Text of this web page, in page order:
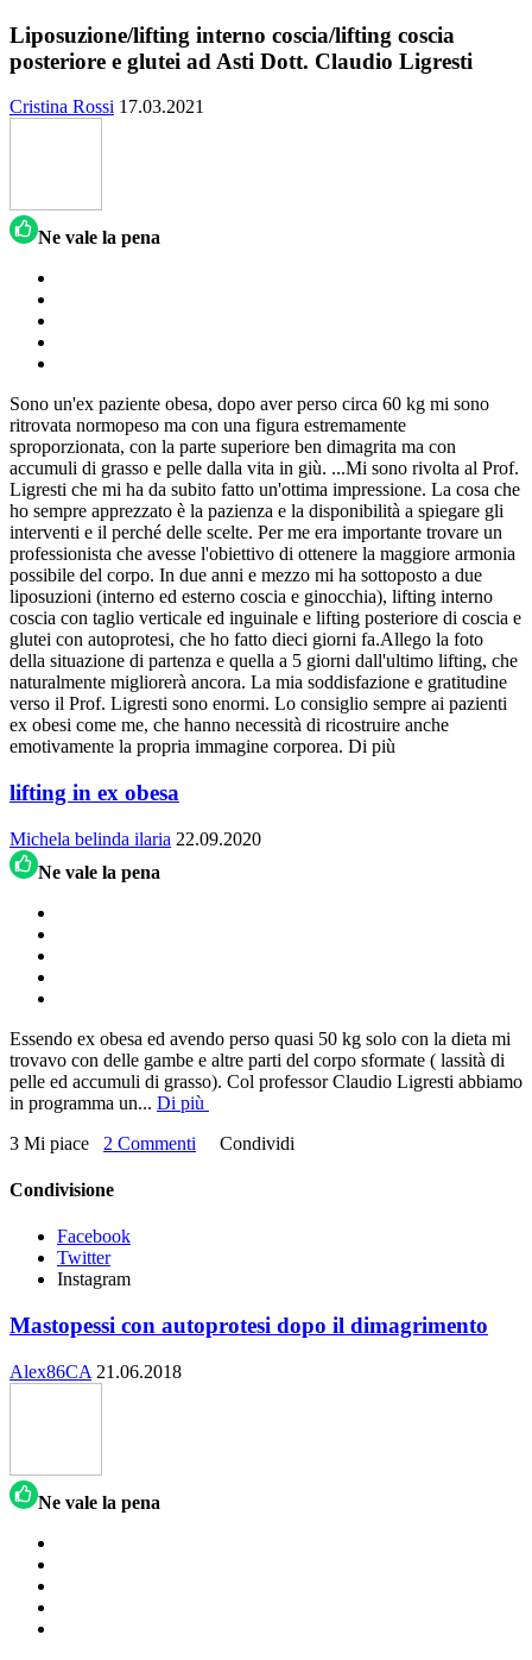
Liposuzione/lifting interno coscia/lifting coscia
posteriore e glutei ad Asti Dott. Claudio Ligresti
Cristina Rossi 17.03.2021
Ne vale la pena
Sono un'ex paziente obesa, dopo aver perso circa 60 kg mi sono
ritrovata normopeso ma con una figura estremamente
sproporzionata, con la parte superiore ben dimagrita ma con
accumuli di grasso e pelle dalla vita in giù. ...Mi sono rivolta al Prof.
Ligresti che mi ha da subito fatto un'ottima impressione. La cosa che
ho sempre apprezzato è la pazienza e la disponibilità a spiegare gli
interventi e il perché delle scelte. Per me era importante trovare un
professionista che avesse l'obiettivo di ottenere la maggiore armonia
possibile del corpo. In due anni e mezzo mi ha sottoposto a due
liposuzioni (interno ed esterno coscia e ginocchia), lifting interno
coscia con taglio verticale ed inguinale e lifting posteriore di coscia e
glutei con autoprotesi, che ho fatto dieci giorni fa.Allego la foto
della situazione di partenza e quella a 5 giorni dall'ultimo lifting, che
naturalmente migliorerà ancora. La mia soddisfazione e gratitudine
verso il Prof. Ligresti sono enormi. Lo consiglio sempre ai pazienti
ex obesi come me, che hanno necessità di ricostruire anche
emotivamente la propria immagine corporea. Di più
lifting in ex obesa
Michela belinda ilaria 22.09.2020
Ne vale la pena
Essendo ex obesa ed avendo perso quasi 50 kg solo con la dieta mi
trovavo con delle gambe e altre parti del corpo sformate ( lassità di
pelle ed accumuli di grasso). Col professor Claudio Ligresti abbiamo
in programma un... Di più
3 Mi piace 2 Commenti Condividi
Condivisione
Facebook
Twitter
Instagram
Mastopessi con autoprotesi dopo il dimagrimento
Alex86CA 21.06.2018
Ne vale la pena